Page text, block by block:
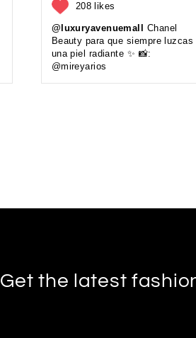
208 likes
@luxuryavenuemall
Chanel
Beauty para que siempre luzcas
una piel radiante ✨ 📸:
@mireyarios
Get the latest